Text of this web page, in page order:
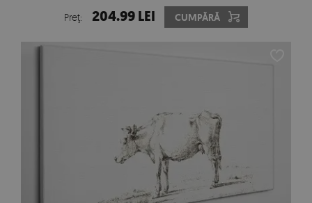
Preţ: 204.99 LEI CUMPĂRĂ